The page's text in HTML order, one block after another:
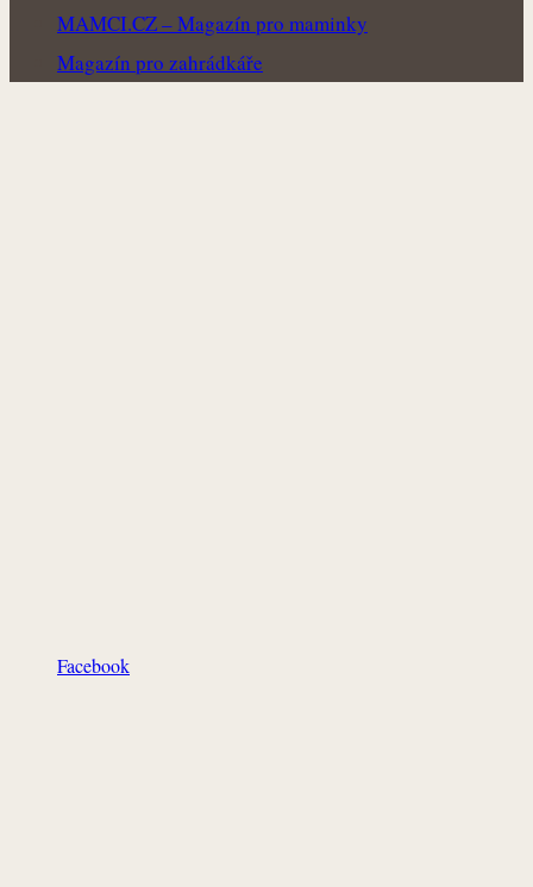
MAMCI.CZ – Magazín pro maminky
Magazín pro zahrádkáře
Facebook